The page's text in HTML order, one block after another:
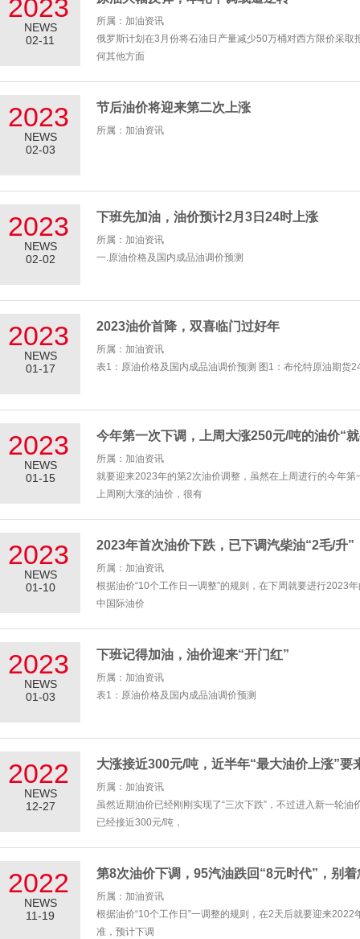
2023
NEWS
02-11
所属：加油资讯
俄罗斯计划在3月份将石油日产量减少50万桶对西方限价采
何其他方面
2023
NEWS
02-03
节后油价将迎来第二次上涨
所属：加油资讯
2023
NEWS
02-02
下班先加油，油价预计2月3日24时上涨
所属：加油资讯
一.原油价格及国内成品油调价预测
2023
NEWS
01-17
2023油价首降，双喜临门过好年
所属：加油资讯
表1：原油价格及国内成品油调价预测 图1：布伦特原油期货
2023
NEWS
01-15
今年第一次下调，上周大涨250元/吨的油价“
所属：加油资讯
就要迎来2023年的第2次油价调整，虽然在上周进行的今年
上周刚大涨的油价，很有
2023
NEWS
01-10
2023年首次油价下跌，已下调汽柴油“2毛/升”
所属：加油资讯
根据油价“10个工作日一调整”的规则，在下周就要进行2023
中国际油价
2023
NEWS
01-03
下班记得加油，油价迎来“开门红”
所属：加油资讯
表1：原油价格及国内成品油调价预测
2022
NEWS
12-27
大涨接近300元/吨，近半年“最大油价上涨”要
所属：加油资讯
虽然近期油价已经刚刚实现了“三次下跌”，不过进入新一轮
已经接近300元/吨，
2022
NEWS
11-19
第8次油价下调，95汽油跌回“8元时代”，别着
所属：加油资讯
根据油价“10个工作日”一调整的规则，在2天后就要迎来
准，预计下调